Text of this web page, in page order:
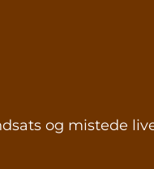
og mistede